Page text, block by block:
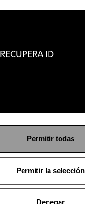
Permitir todas
Permitir la selección
Denegar
RECUPERA ID